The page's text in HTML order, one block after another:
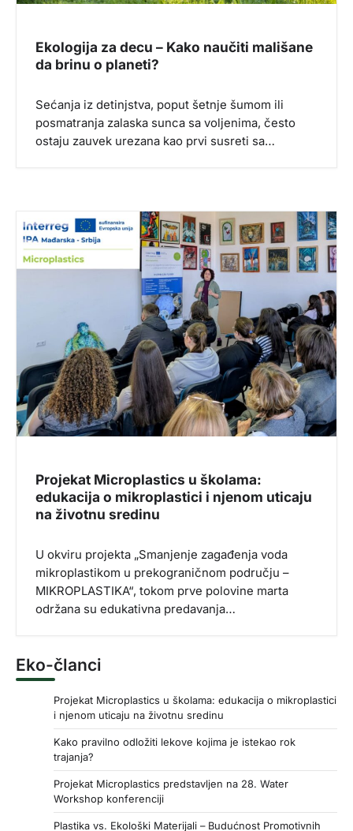
Ekologija za decu – Kako naučiti mališane
da brinu o planeti?
Sećanja iz detinjstva, poput šetnje šumom ili
posmatranja zalaska sunca sa voljenima, često
ostaju zauvek urezana kao prvi susreti sa…
Projekat Microplastics u školama:
edukacija o mikroplastici i njenom uticaju
na životnu sredinu
U okviru projekta „Smanjenje zagađenja voda
mikroplastikom u prekograničnom području –
MIKROPLASTIKA“, tokom prve polovine marta
održana su edukativna predavanja…
Eko-članci
Projekat Microplastics u školama: edukacija o mikroplastici
i njenom uticaju na životnu sredinu
Kako pravilno odložiti lekove kojima je istekao rok
trajanja?
Projekat Microplastics predstavljen na 28. Water
Workshop konferenciji
Plastika vs. Ekološki Materijali – Budućnost Promotivnih